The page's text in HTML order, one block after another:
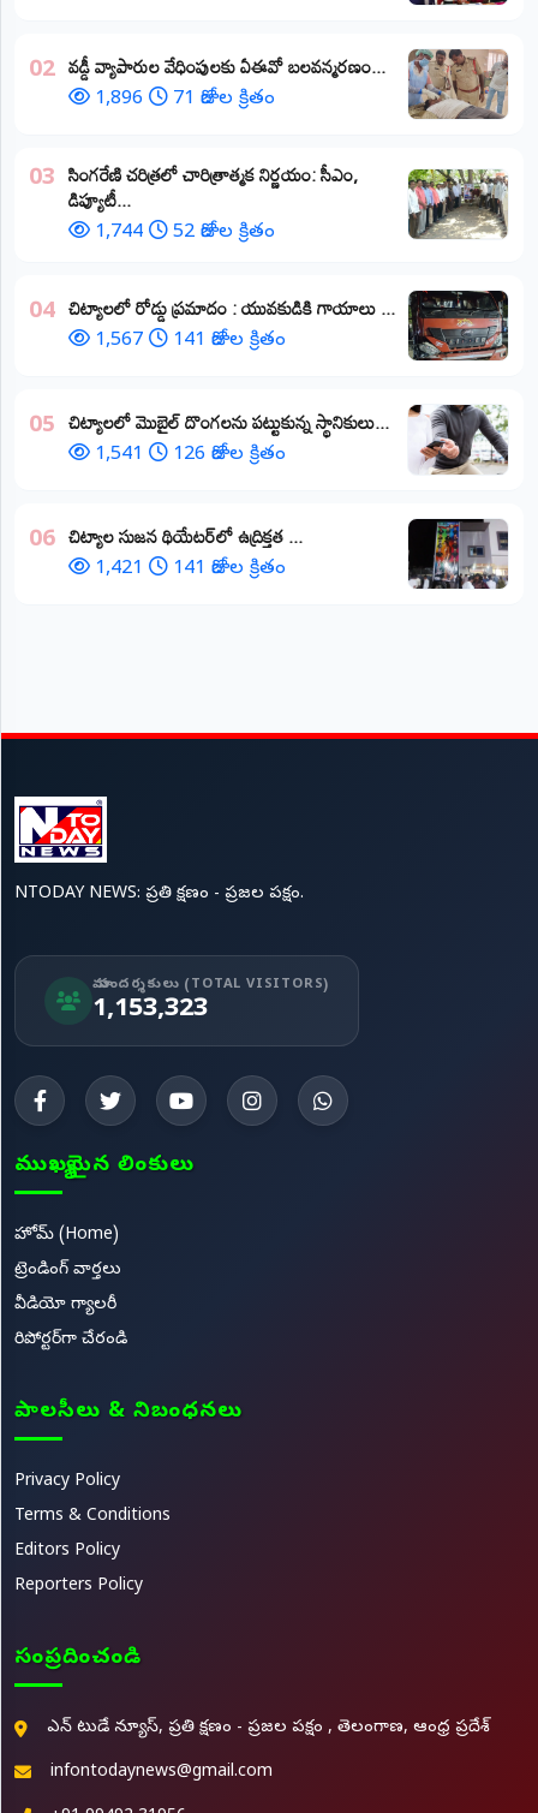
02 వడ్డీ వ్యాపారుల వేధింపులకు ఏఈవో బలవన్మరణం...
1,896 71 రోజుల క్రితం
03 ​సింగరేణి చరిత్రలో చారిత్రాత్మక నిర్ణయం: సీఎం,
డిప్యూటీ...
1,744 52 రోజుల క్రితం
04 చిట్యాలలో రోడ్డు ప్రమాదం : యువకుడికి గాయాలు ​...
1,567 141 రోజుల క్రితం
05 చిట్యాలలో మొబైల్ దొంగలను పట్టుకున్న స్థానికులు...
1,541 126 రోజుల క్రితం
06 చిట్యాల సుజన థియేటర్‌లో ఉద్రిక్తత ...
1,421 141 రోజుల క్రితం
NTODAY NEWS: ప్రతి క్షణం - ప్రజల పక్షం.
మా సందర్శకులు (TOTAL VISITORS)
1,153,323
ముఖ్యమైన లింకులు
హోమ్ (Home)
ట్రెండింగ్ వార్తలు
వీడియో గ్యాలరీ
రిపోర్టర్‌గా చేరండి
పాలసీలు & నిబంధనలు
Privacy Policy
Terms & Conditions
Editors Policy
Reporters Policy
సంప్రదించండి
ఎన్ టుడే న్యూస్, ప్రతి క్షణం - ప్రజల పక్షం , తెలంగాణ, ఆంధ్ర ప్రదేశ్
infontodaynews@gmail.com